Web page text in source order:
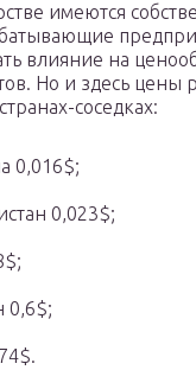
имеются
влияние на
Но и здесь цены
соседках:
0,016$;
0,023$;
0,6$;